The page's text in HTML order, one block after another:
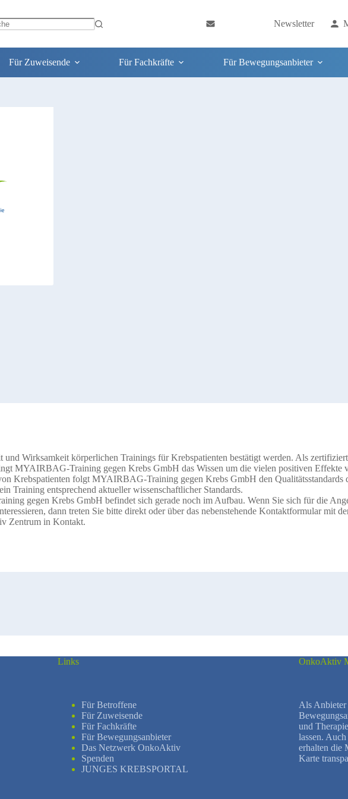
Newsletter
Für Zuweisende Für Fachkräfte Für Bewegungsanbieter
Wirksamkeit körperlichen Trainings für Krebspatienten bestätigt werden. Als
MYAIRBAG-Training gegen Krebs GmbH das Wissen um die vielen positiven Effekte
Krebspatienten folgt MYAIRBAG-Training gegen Krebs GmbH den Qualitätsstandards
Training entsprechend aktueller wissenschaftlicher Standards.
gegen Krebs GmbH befindet sich gerade noch im Aufbau. Wenn Sie sich für die
dann treten Sie bitte direkt oder über das nebenstehende Kontaktformular mit
Zentrum in Kontakt.
Links
Für Betroffene
Für Zuweisende
Für Fachkräfte
Für Bewegungsanbieter
Das Netzwerk OnkoAktiv
Spenden
JUNGES KREBSPORTAL
OnkoAktiv
Als Anbieter
und
lassen.
erhalten die
Karte